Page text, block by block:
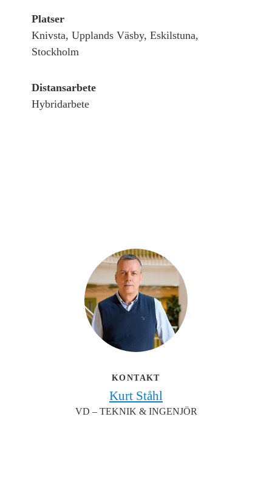
Platser
Knivsta, Upplands Väsby, Eskilstuna,
Stockholm
Distansarbete
Hybridarbete
KONTAKT
Kurt Ståhl
VD – TEKNIK & INGENJÖR